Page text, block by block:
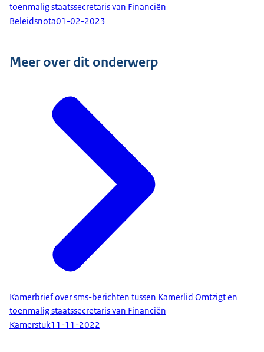
toenmalig staatssecretaris van Financiën
Beleidsnota01-02-2023
Meer over dit onderwerp
Kamerbrief over sms-berichten tussen Kamerlid Omtzigt en
toenmalig staatssecretaris van Financiën
Kamerstuk11-11-2022